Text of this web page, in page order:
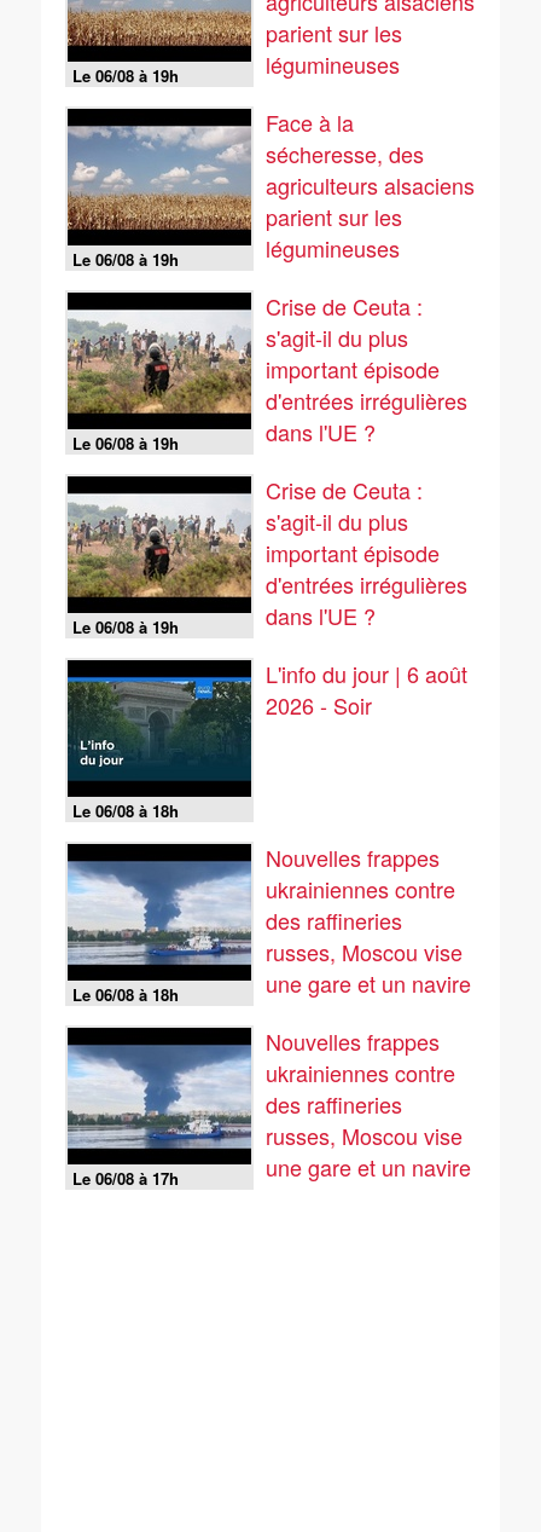
Le 06/08 à 19h
parient sur les
légumineuses
Le 06/08 à 19h
Face à la
sécheresse, des
agriculteurs alsaciens
parient sur les
légumineuses
Le 06/08 à 19h
Crise de Ceuta :
s'agit-il du plus
important épisode
d'entrées irrégulières
dans l'UE ?
Le 06/08 à 19h
Crise de Ceuta :
s'agit-il du plus
important épisode
d'entrées irrégulières
dans l'UE ?
Le 06/08 à 18h
L'info du jour | 6 août
2026 - Soir
Le 06/08 à 18h
Nouvelles frappes
ukrainiennes contre
des raffineries
russes, Moscou vise
une gare et un navire
Le 06/08 à 17h
Nouvelles frappes
ukrainiennes contre
des raffineries
russes, Moscou vise
une gare et un navire